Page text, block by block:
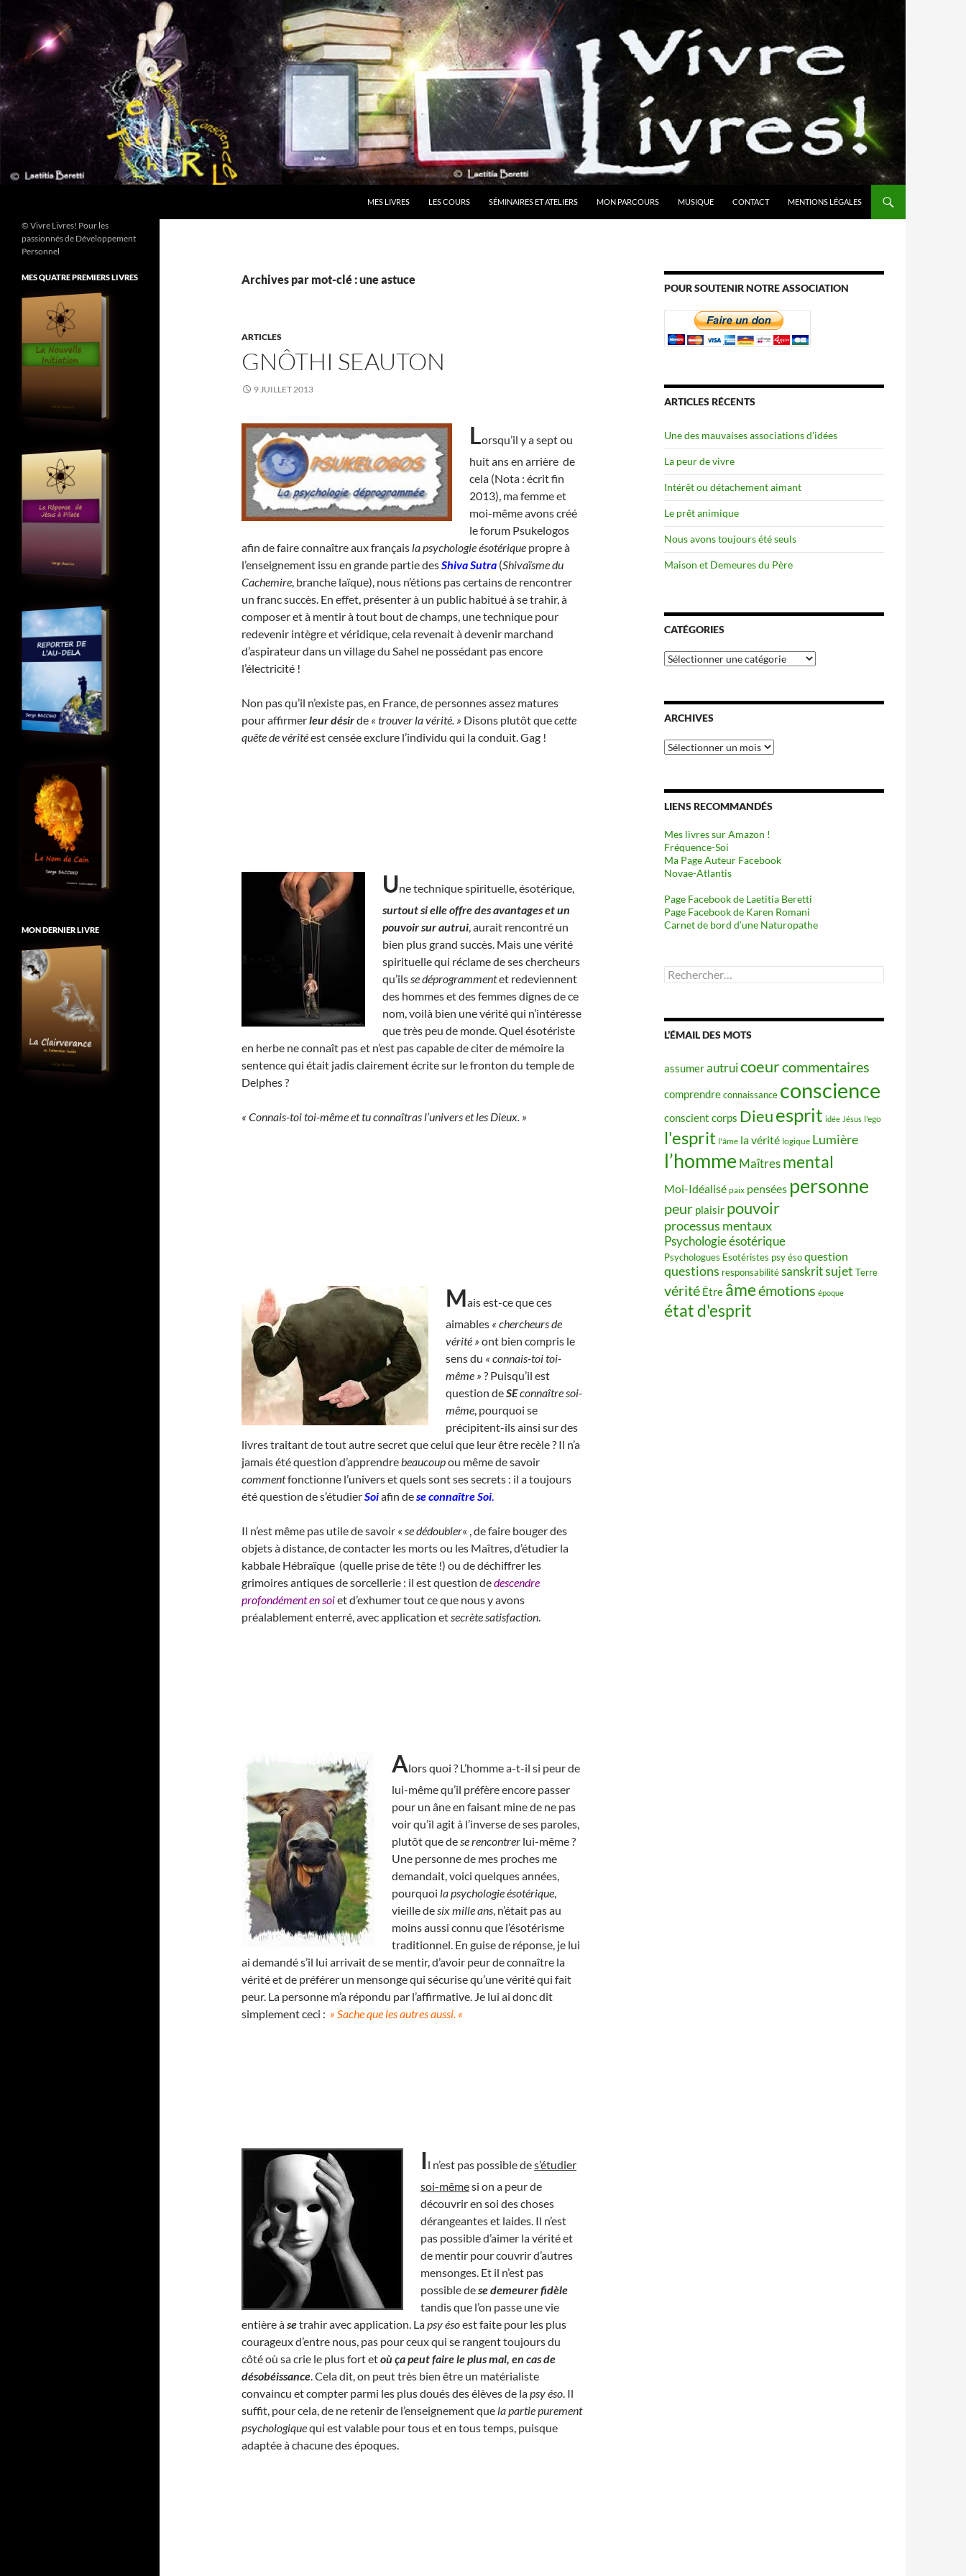
contenu
MES LIVRES LES COURS SÉMINAIRES ET ATELIERS MON PARCOURS MUSIQUE CONTACT MENTIONS LÉGALES
Archives par mot-clé : une astuce
ARTICLES
GNÔTHI SEAUTON
9 JUILLET 2013
Lorsqu’il y a sept ou
huit ans en arrière de
cela (Nota : écrit fin
2013), ma femme et
moi-même avons créé
le forum Psukelogos
afin de faire connaître aux français la psychologie ésotérique propre à
l’enseignement issu en grande partie desShiva Sutra (Shivaïsme du
Cachemire, branche laïque), nous n’étions pas certains de rencontrer
un franc succès. En effet, présenter à un public habitué à se trahir, à
composer et à mentir à tout bout de champs, une technique pour
redevenir intègre et véridique, cela revenait à devenir marchand
d’aspirateur dans un village du Sahel ne possédant pas encore
l’électricité !
Non pas qu’il n’existe pas, en France, de personnes assez matures
pour affirmerleur désirde « trouver la vérité. » Disons plutôt quecette
quête de véritéest censée exclure l’individu qui la conduit. Gag !
Une technique spirituelle, ésotérique,
surtout si elle offre des avantages et un
pouvoir sur autrui, aurait rencontré un
bien plus grand succès. Mais une vérité
spirituelle qui réclame de ses chercheurs
qu’ilsse déprogrammentet redeviennent
des hommes et des femmes dignes de ce
nom, voilà bien une vérité qui n’intéresse
que très peu de monde. Quel ésotériste
en herbe ne connaît pas et n’est pas capable de citer de mémoire la
sentence qui était jadis clairement écrite sur le fronton du temple de
Delphes ?
« Connais-toi toi-même et tu connaîtras l’univers et les Dieux. »
Mais est-ce que ces
aimables « chercheurs de
vérité » ont bien compris le
sens du « connais-toi toi-
même » ? Puisqu’il est
question deSEconnaître soi-
même, pourquoi se
précipitent-ils ainsi sur des
livres traitant de tout autre secret que celui que leur être recèle ? Il n’a
jamais été question d’apprendrebeaucoupou même de savoir
commentfonctionne l’univers et quels sont ses secrets : il a toujours
été question de s’étudierSoiafin dese connaître Soi.
Il n’est même pas utile de savoir « se dédoubler« , de faire bouger des
objets à distance, de contacter les morts ou les Maîtres, d’étudier la
kabbale Hébraïque (quelle prise de tête !) ou de déchiffrer les
grimoires antiques de sorcellerie : il est question dedescendre
profondément en soiet d’exhumer tout ce que nous y avons
préalablement enterré, avec application etsecrète satisfaction.
Alors quoi ? L’homme a-t-il si peur de
lui-même qu’il préfère encore passer
pour un âne en faisant mine de ne pas
voir qu’il agit à l’inverse de ses paroles,
plutôt que dese rencontrer lui-même ?
Une personne de mes proches me
demandait, voici quelques années,
pourquoi la psychologie ésotérique,
vieille desix mille ans, n’était pas au
moins aussi connu que l’ésotérisme
traditionnel. En guise de réponse, je lui
ai demandé s’il lui arrivait de se mentir, d’avoir peur de connaître la
vérité et de préférer un mensonge qui sécurise qu’une vérité qui fait
peur. La personne m’a répondu par l’affirmative. Je lui ai donc dit
simplement ceci : » Sache que les autres aussi. «
Il n’est pas possible des’étudier
soi-mêmesi on a peur de
découvrir en soi des choses
dérangeantes et laides. Il n’est
pas possible d’aimer la vérité et
de mentir pour couvrir d’autres
mensonges. Et il n’est pas
possible dese demeurer fidèle
tandis que l’on passe une vie
entière àsetrahir avec application. Lapsy ésoest faite pour les plus
courageux d’entre nous, pas pour ceux qui se rangent toujours du
côté où sa crie le plus fort etoù ça peut faire le plus mal, en cas de
désobéissance. Cela dit, on peut très bien être un matérialiste
convaincu et compter parmi les plus doués des élèves de lapsy éso. Il
suffit, pour cela, de ne retenir de l’enseignement que la partie purement
psychologiquequi est valable pour tous et en tous temps, puisque
adaptée à chacune des époques.
POUR SOUTENIR NOTRE ASSOCIATION
ARTICLES RÉCENTS
Une des mauvaises associations d’idées
La peur de vivre
Intérêt ou détachement aimant
Le prêt animique
Nous avons toujours été seuls
Maison et Demeures du Père
CATÉGORIES
Catégories
ARCHIVES
Archives
LIENS RECOMMANDÉS
Mes livres sur Amazon !
Fréquence-Soi
Ma Page Auteur Facebook
Novae-Atlantis
Page Facebook de Laetitia Beretti
Page Facebook de Karen Romani
Carnet de bord d’une Naturopathe
Rechercher :
L’ÉMAIL DES MOTS
assumerautruicoeurcommentaires
comprendreconnaissance conscience
conscient corps Dieuesprit idée Jésus l'ego
l'esprit l'âme la vérité logique Lumière
l’homme Maîtres mental
Moi-Idéalisé paix pensées personne
peur plaisir pouvoir
processus mentaux
Psychologie ésotérique
Psychologues Esotéristes psy ésoquestion
questions responsabilitésanskritsujet Terre
vérité Être âmeémotions époque
état d'esprit
© Vivre Livres! Pour les
passionnés de Développement
Personnel
MES QUATRE PREMIERS LIVRES
MON DERNIER LIVRE